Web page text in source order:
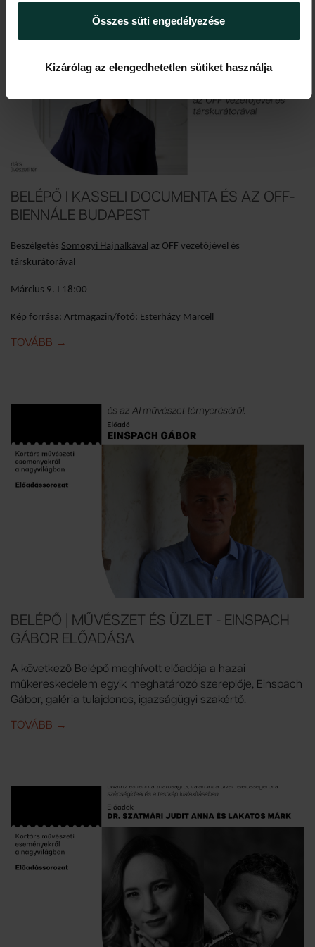
funkciók biztosításához, valamint weboldalforgalmunk
Összes süti engedélyezése
Kizárólag az elengedhetetlen sütiket használja
BELÉPŐ I KASSELI DOCUMENTA ÉS AZ OFF-
BIENNÁLE BUDAPEST
Beszélgetés Somogyi Hajnalkával az OFF vezetőjével és
társkurátorával
Március 9. I 18:00
Kép forrása: Artmagazin/fotó: Esterházy Marcell
TOVÁBB IDE: BELÉPŐ I KASSELI DOCUMENTA ÉS AZ OFF-
→
BELÉPŐ | MŰVÉSZET ÉS ÜZLET - EINSPACH
GÁBOR ELŐADÁSA
A következő Belépő meghívott előadója a hazai
műkereskedelem egyik meghatározó szereplője, Einspach
Gábor, galéria tulajdonos, igazságügyi szakértő.
TOVÁBB IDE: BELÉPŐ | MŰVÉSZET ÉS ÜZLET - EINSPACH
→